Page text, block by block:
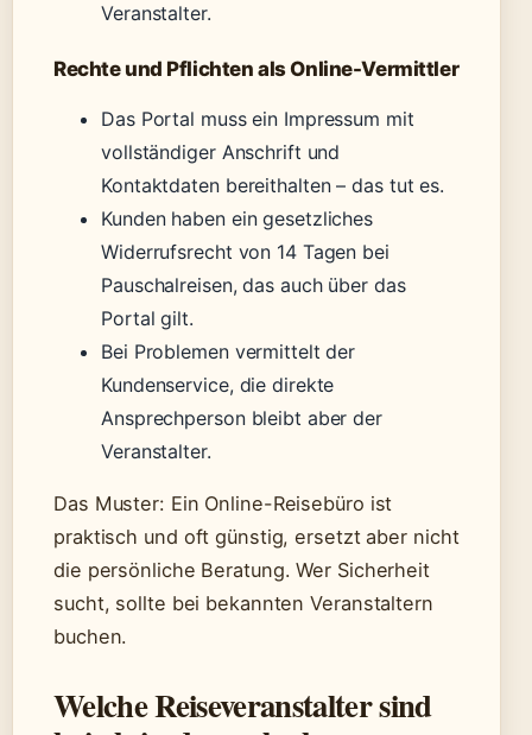
Veranstalter.
Rechte und Pflichten als Online-Vermittler
Das Portal muss ein Impressum mit
vollständiger Anschrift und
Kontaktdaten bereithalten – das tut es.
Kunden haben ein gesetzliches
Widerrufsrecht von 14 Tagen bei
Pauschalreisen, das auch über das
Portal gilt.
Bei Problemen vermittelt der
Kundenservice, die direkte
Ansprechperson bleibt aber der
Veranstalter.
Das Muster: Ein Online-Reisebüro ist
praktisch und oft günstig, ersetzt aber nicht
die persönliche Beratung. Wer Sicherheit
sucht, sollte bei bekannten Veranstaltern
buchen.
Welche Reiseveranstalter sind